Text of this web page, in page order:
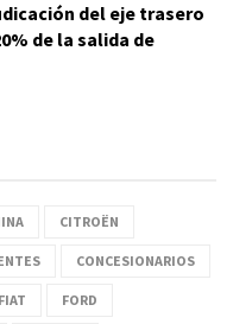
del eje trasero
de la salida de
CITROËN
CONCESIONARIOS
FIAT FORD